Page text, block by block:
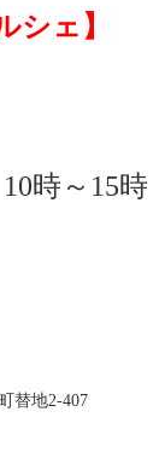
シェ】
時～15時
替地2-407